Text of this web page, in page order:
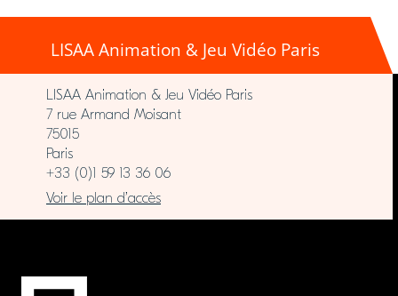
LISAA Animation & Jeu Vidéo Paris
LISAA Animation & Jeu Vidéo Paris
7 rue Armand Moisant
75015
Paris
+33 (0)1 59 13 36 06
Voir le plan d’accès